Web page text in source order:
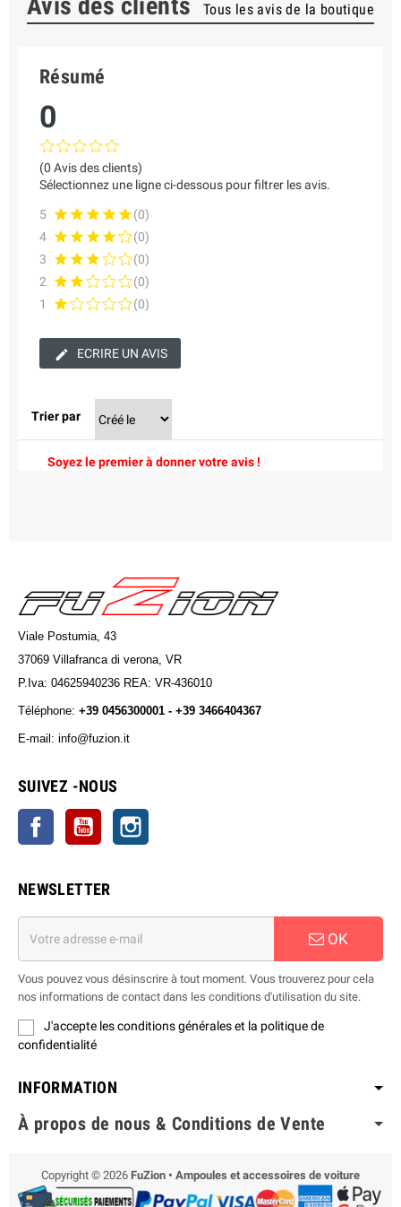
Avis des clients Tous les avis de la boutique
Résumé
0
(0 Avis des clients)
Sélectionnez une ligne ci-dessous pour filtrer les avis.
5
(0)
4
(0)
3
(0)
2
(0)
1
(0)
ECRIRE UN AVIS
Trier par
Soyez le premier à donner votre avis !
Viale Postumia, 43
37069 Villafranca di verona, VR
P.Iva: 04625940236 REA: VR-436010
Téléphone: +39 0456300001 - +39 3466404367
E-mail: info@fuzion.it
SUIVEZ -NOUS
Facebook YouTube
NEWSLETTER
OK
Vous pouvez vous désinscrire à tout moment. Vous trouverez pour cela
nos informations de contact dans les conditions d'utilisation du site.
J'accepte les conditions générales et la politique de
confidentialité
INFORMATION
À propos de nous & Conditions de Vente
Copyright © 2026 FuZion • Ampoules et accessoires de voiture